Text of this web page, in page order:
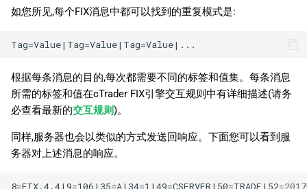
如您所见,每个FIX消息中都可以找到的重复模式是:
根据每条消息的目的,每次都需要不同的标签和值集。每条消息
所需的标签和值在cTrader FIX引擎交互规则中有详细描述(请务
必查看最新的交互规则)。
同样,服务器也会以类似的方式发送回响应。下面您可以看到服
务器对上述消息的响应。